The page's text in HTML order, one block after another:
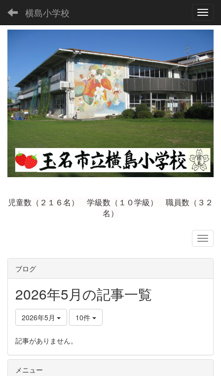
横島小学校
児童数（２１６名） 学級数（１０学級） 職員数（３２
名）
ブログ
2026年5月の記事一覧
2026年5月 10件
記事がありません。
メニュー